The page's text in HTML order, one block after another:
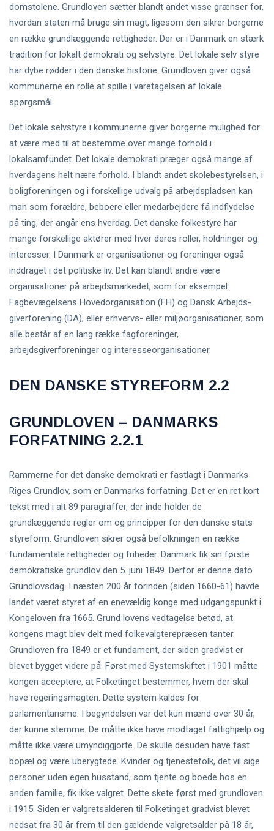
domstolene. Grundloven sætter blandt andet visse grænser for,
hvordan staten må bruge sin magt, ligesom den sikrer borgerne
en række grundlæggende rettigheder. Der er i Danmark en stærk
tradition for lokalt demokrati og selvstyre. Det lokale selv styre
har dybe rødder i den danske historie. Grundloven giver også
kommunerne en rolle at spille i varetagelsen af lokale
spørgsmål.
Det lokale selvstyre i kommunerne giver borgerne mulighed for
at være med til at bestemme over mange forhold i
lokalsamfundet. Det lokale demokrati præger også mange af
hverdagens helt nære forhold. I blandt andet skolebestyrelsen, i
boligforeningen og i forskellige udvalg på arbejdspladsen kan
man som forældre, beboere eller medarbejdere få indflydelse
på ting, der angår ens hverdag. Det danske folkestyre har
mange forskellige aktører med hver deres roller, holdninger og
interesser. I Danmark er organisationer og foreninger også
inddraget i det politiske liv. Det kan blandt andre være
organisationer på arbejdsmarkedet, som for eksempel
Fagbevægelsens Hovedorganisation (FH) og Dansk Arbejds-
giverforening (DA), eller erhvervs- eller miljøorganisationer, som
alle består af en lang række fagforeninger,
arbejdsgiverforeninger og interesseorganisationer.
DEN DANSKE STYREFORM 2.2
GRUNDLOVEN – DANMARKS
FORFATNING 2.2.1
Rammerne for det danske demokrati er fastlagt i Danmarks
Riges Grundlov, som er Danmarks forfatning. Det er en ret kort
tekst med i alt 89 paragraffer, der inde holder de
grundlæggende regler om og principper for den danske stats
styreform. Grundloven sikrer også befolkningen en række
fundamentale rettigheder og friheder. Danmark fik sin første
demokratiske grundlov den 5. juni 1849. Derfor er denne dato
Grundlovsdag. I næsten 200 år forinden (siden 1660-61) havde
landet været styret af en enevældig konge med udgangspunkt i
Kongeloven fra 1665. Grund lovens vedtagelse betød, at
kongens magt blev delt med folkevalgterepræsen tanter.
Grundloven fra 1849 er et fundament, der siden gradvist er
blevet bygget videre på. Først med Systemskiftet i 1901 måtte
kongen acceptere, at Folketinget bestemmer, hvem der skal
have regeringsmagten. Dette system kaldes for
parlamentarisme. I begyndelsen var det kun mænd over 30 år,
der kunne stemme. De måtte ikke have modtaget fattighjælp og
måtte ikke være umyndiggjorte. De skulle desuden have fast
bopæl og være uberygtede. Kvinder og tjenestefolk, det vil sige
personer uden egen husstand, som tjente og boede hos en
anden familie, fik ikke valgret. Dette skete først med grundloven
i 1915. Siden er valgretsalderen til Folketinget gradvist blevet
nedsat fra 30 år frem til den gældende valgretsalder på 18 år,